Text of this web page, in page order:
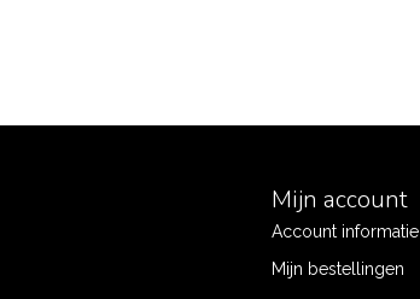
Mijn account
Account informatie
Mijn bestellingen